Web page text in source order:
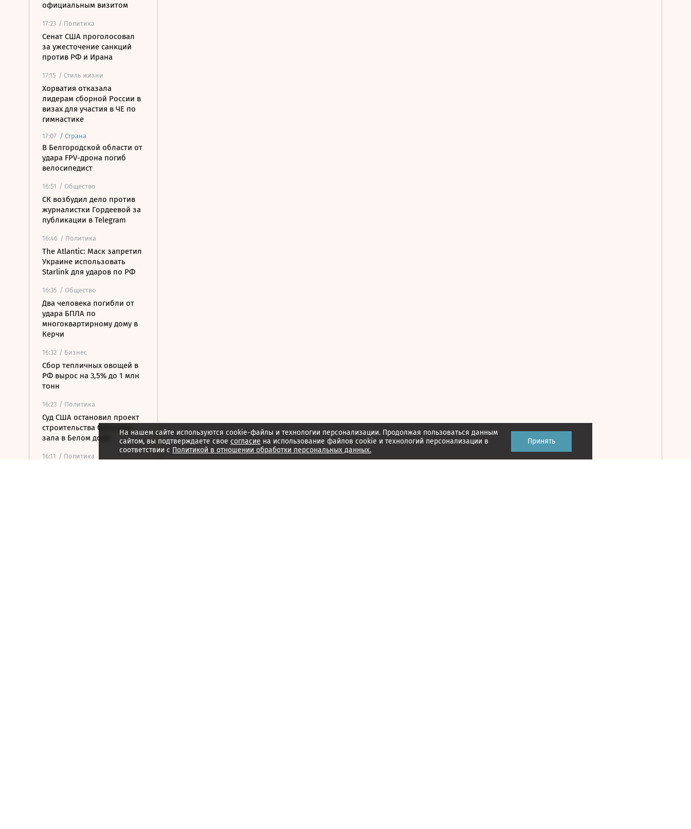
официальным визитом
17:23 / Политика
Сенат США проголосовал
за ужесточение санкций
против РФ и Ирана
17:15 / Стиль жизни
Хорватия отказала
лидерам сборной России в
визах для участия в ЧЕ по
гимнастике
17:07 / Страна
В Белгородской области от
удара FPV-дрона погиб
велосипедист
16:51 / Общество
СК возбудил дело против
журналистки Гордеевой за
публикации в Telegram
16:46 / Политика
The Atlantic: Маск запретил
Украине использовать
Starlink для ударов по РФ
16:35 / Общество
Два человека погибли от
удара БПЛА по
многоквартирному дому в
Керчи
16:32 / Бизнес
Сбор тепличных овощей в
РФ вырос на 3,5% до 1 млн
тонн
16:23 / Политика
Суд США остановил проект
строительства бального
зала в Белом доме
16:11 / Политика
На нашем сайте используются cookie-файлы и технологии персонализации. Продолжая пользоваться данным
сайтом, вы подтверждаете свое согласие на использование файлов cookie и технологий персонализации в
соответствии с Политикой в отношении обработки персональных данных.
Принять